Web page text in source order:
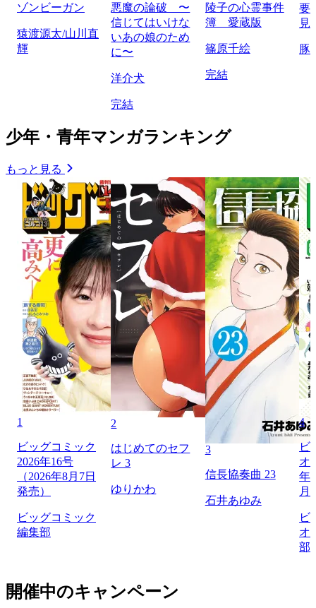
ゾンビーガン
猿渡源太/山川直
輝
悪魔の論破 〜
信じてはいけな
いあの娘のため
に〜
洋介犬
完結
陵子の心霊事件
簿 愛蔵版
篠原千絵
完結
要
見
豚
少年・青年マンガランキング
もっと見る
1
ビッグコミック
2026年16号
（2026年8月7日
発売）
ビッグコミック
編集部
2
はじめてのセフ
レ 3
ゆりかわ
3
信長協奏曲 23
石井あゆみ
4
ビ
オ
年
月
ビ
オ
部
開催中のキャンペーン